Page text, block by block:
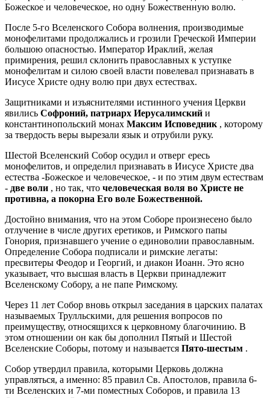
Божеское и человеческое, но одну Божественную волю.
После 5-го Вселенского Собора волнения, производимые
монофелитами продолжались и грозили Греческой Империи
большою опасностью. Император Ираклий, желая
примирения, решил склонить православных к уступке
монофелитам и силою своей власти повелевал признавать в
Иисусе Христе одну волю при двух естествах.
Защитниками и изъяснителями истинного учения Церкви
явились Софроний, патриарх Иерусалимский и
константинопольский монах Максим Исповедник , которому
за твердость веры вырезали язык и отрубили руку.
Шестой Вселенский Собор осудил и отверг ересь
монофелитов, и определил признавать в Иисусе Христе два
естества -Божеское и человеческое, - и по этим двум естествам
- две воли , но так, что человеческая воля во Христе не
противна, а покорна Его воле Божественной.
Достойно внимания, что на этом Соборе произнесено было
отлучение в числе других еретиков, и Римского папы
Гонория, признавшего учение о единоволии православным.
Определение Собора подписали и римские легаты:
пресвитеры Феодор и Георгий, и диакон Иоанн. Это ясно
указывает, что высшая власть в Церкви принадлежит
Вселенскому Собору, а не папе Римскому.
Через 11 лет Собор вновь открыл заседания в царских палатах
называемых Трулльскими, для решения вопросов по
преимуществу, относящихся к церковному благочинию. В
этом отношении он как бы дополнил Пятый и Шестой
Вселенские Соборы, потому и называется Пято-шестым .
Собор утвердил правила, которыми Церковь должна
управляться, а именно: 85 правил Св. Апостолов, правила 6-
ти Вселенских и 7-ми поместных Соборов, и правила 13